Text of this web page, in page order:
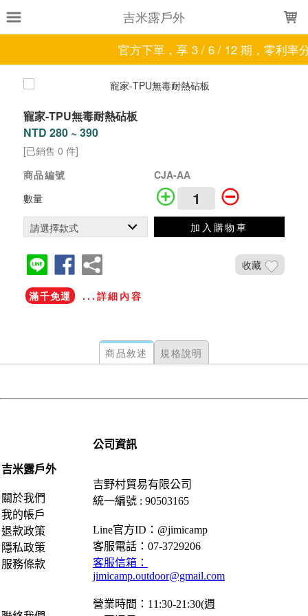
吉米露戶外
官方下單，享 3 / 6 / 12 期，零利率
寵家-TPU無毒耐熱砧板
NTD 280 ~ 390
[已銷售 0 件]
商品編號
CJA-AA
數量
加入購物車
收藏
滿千免運 ...詳細內容
商品敘述 規格說明